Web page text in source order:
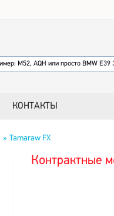
КОНТАКТЫ
Tamaraw FX
Контрактные